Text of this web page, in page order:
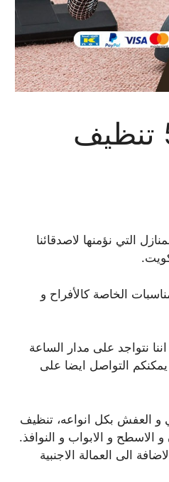
تنظيف شقق تيماء 55549242 تنظيف
التي نؤمنها لاصدقائنا
الخاصة كالأفراح و
نتواجد على مدار الساعة
يمكنكم التواصل ايضا على
و العفش بكل انواعه، تنظيف
الاسطح و الابواب و النوافذ.
الى العمالة الاجنبية